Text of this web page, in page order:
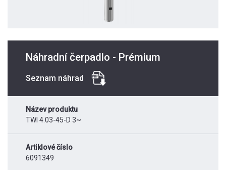
Náhradní čerpadlo - Prémium
Seznam náhrad
Název produktu
TWI 4.03-45-D 3~
Artiklové číslo
6091349